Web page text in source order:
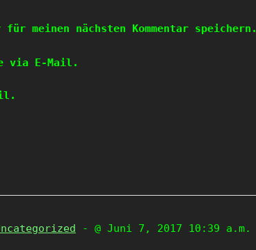
meinen nächsten Kommentar speichern.
via E-Mail.
- @ Juni 7, 2017 10:39 a.m.